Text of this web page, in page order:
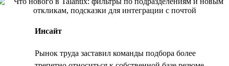
Инсайт
Рынок труда заставил команды подбора более